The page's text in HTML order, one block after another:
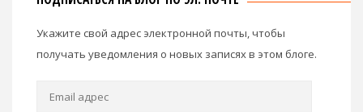
Укажите свой адрес электронной почты, чтобы
получать уведомления о новых записях в этом блоге.